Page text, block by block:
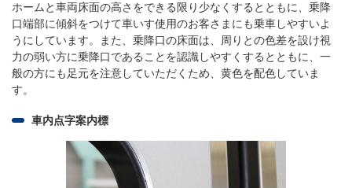
ホームと車両床面の高さをできる限り少なくするとともに、乗降
口端部に傾斜をつけて車いす使用のお客さまにも乗車しやすいよ
うにしています。また、乗降口の床面は、周りとの色差を設け視
力の弱い方に乗降口であることを認識しやすくするとともに、一
般の方にも足元を注意していただくため、黄色を配色していま
す。
車内点字案内標